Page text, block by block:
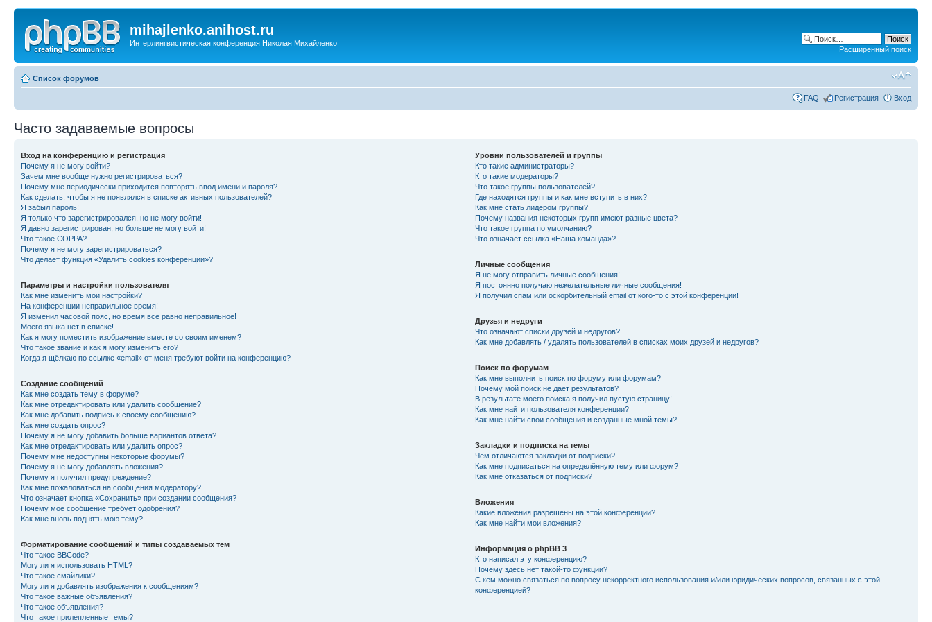
mihajlenko.anihost.ru
Интерлингвистическая конференция Николая Михайленко
Расширенный поиск
Список форумов
FAQ Регистрация Вход
Часто задаваемые вопросы
Вход на конференцию и регистрация
Почему я не могу войти?
Зачем мне вообще нужно регистрироваться?
Почему мне периодически приходится повторять ввод имени и пароля?
Как сделать, чтобы я не появлялся в списке активных пользователей?
Я забыл пароль!
Я только что зарегистрировался, но не могу войти!
Я давно зарегистрирован, но больше не могу войти!
Что такое COPPA?
Почему я не могу зарегистрироваться?
Что делает функция «Удалить cookies конференции»?
Параметры и настройки пользователя
Как мне изменить мои настройки?
На конференции неправильное время!
Я изменил часовой пояс, но время все равно неправильное!
Моего языка нет в списке!
Как я могу поместить изображение вместе со своим именем?
Что такое звание и как я могу изменить его?
Когда я щёлкаю по ссылке «email» от меня требуют войти на конференцию?
Создание сообщений
Как мне создать тему в форуме?
Как мне отредактировать или удалить сообщение?
Как мне добавить подпись к своему сообщению?
Как мне создать опрос?
Почему я не могу добавить больше вариантов ответа?
Как мне отредактировать или удалить опрос?
Почему мне недоступны некоторые форумы?
Почему я не могу добавлять вложения?
Почему я получил предупреждение?
Как мне пожаловаться на сообщения модератору?
Что означает кнопка «Сохранить» при создании сообщения?
Почему моё сообщение требует одобрения?
Как мне вновь поднять мою тему?
Форматирование сообщений и типы создаваемых тем
Что такое BBCode?
Могу ли я использовать HTML?
Что такое смайлики?
Могу ли я добавлять изображения к сообщениям?
Что такое важные объявления?
Что такое объявления?
Что такое прилепленные темы?
Уровни пользователей и группы
Кто такие администраторы?
Кто такие модераторы?
Что такое группы пользователей?
Где находятся группы и как мне вступить в них?
Как мне стать лидером группы?
Почему названия некоторых групп имеют разные цвета?
Что такое группа по умолчанию?
Что означает ссылка «Наша команда»?
Личные сообщения
Я не могу отправить личные сообщения!
Я постоянно получаю нежелательные личные сообщения!
Я получил спам или оскорбительный email от кого-то с этой конференции!
Друзья и недруги
Что означают списки друзей и недругов?
Как мне добавлять / удалять пользователей в списках моих друзей и недругов?
Поиск по форумам
Как мне выполнить поиск по форуму или форумам?
Почему мой поиск не даёт результатов?
В результате моего поиска я получил пустую страницу!
Как мне найти пользователя конференции?
Как мне найти свои сообщения и созданные мной темы?
Закладки и подписка на темы
Чем отличаются закладки от подписки?
Как мне подписаться на определённую тему или форум?
Как мне отказаться от подписки?
Вложения
Какие вложения разрешены на этой конференции?
Как мне найти мои вложения?
Информация о phpBB 3
Кто написал эту конференцию?
Почему здесь нет такой-то функции?
С кем можно связаться по вопросу некорректного использования и/или юридических вопросов, связанных с этой
конференцией?